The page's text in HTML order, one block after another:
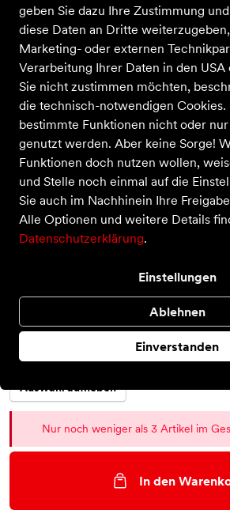
geben Sie dazu Ihre Zustimmung
diese Daten an Dritte
Marketing- oder externen
Verarbeitung Ihrer Daten in den USA
Sie nicht zustimmen möchten,
die technisch-notwendigen Cookies.
bestimmte Funktionen nicht oder
genutzt werden. Aber keine Sorge!
Funktionen doch nutzen wollen,
und Stelle noch einmal auf die
Sie auch im Nachhinein Ihre
Alle Optionen und weitere Details
Datenschutzerklärung.
Einstellungen
Ablehnen
Einverstanden
Neyland 3/4
Preis
44,95 € inkl. MwSt.,zzgl.
Statt:60,00 €−25%
Auswahl aufheben
Nur noch weniger als 3 Artikel im
In den